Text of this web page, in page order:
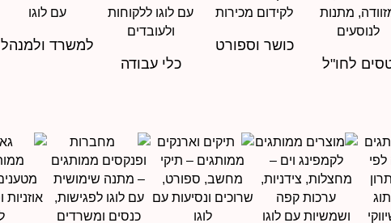
לחו"ל
כושר וספורט
כלי עבודה
למשרד ולמנהל